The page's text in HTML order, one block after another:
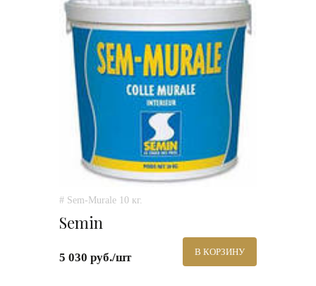
# Sem-Murale 10 кг.
Semin
5 030 руб./шт В КОРЗИНУ